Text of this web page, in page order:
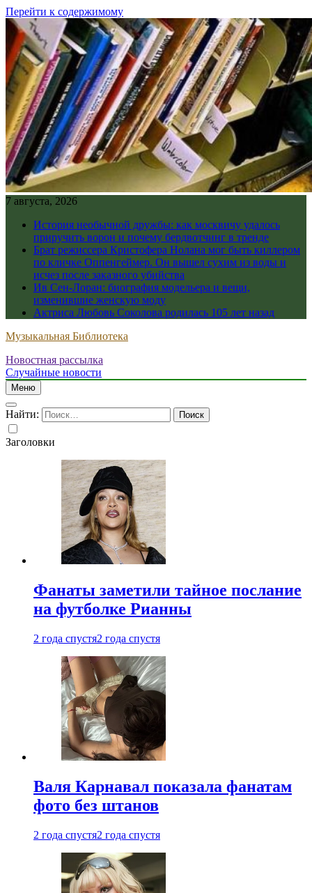
Перейти к содержимому
7 августа, 2026
История необычной дружбы: как москвичу удалось
приручить ворон и почему бердвотчинг в тренде
Брат режиссера Кристофера Нолана мог быть киллером
по кличке Оппенгеймер. Он вышел сухим из воды и
исчез после заказного убийства
Ив Сен-Лоран: биография модельера и вещи,
изменившие женскую моду
Актриса Любовь Соколова родилась 105 лет назад
Музыкальная Библиотека
Новостная рассылка
Случайные новости
Меню
Найти:
Заголовки
Фанаты заметили тайное послание
на футболке Рианны
2 года спустя2 года спустя
Валя Карнавал показала фанатам
фото без штанов
2 года спустя2 года спустя